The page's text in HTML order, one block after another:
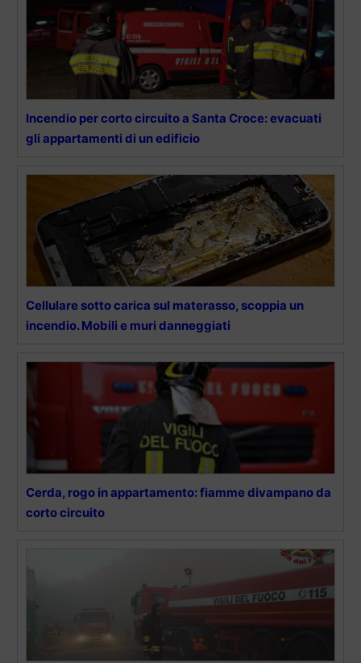
Incendio per corto circuito a Santa Croce: evacuati
gli appartamenti di un edificio
Cellulare sotto carica sul materasso, scoppia un
incendio. Mobili e muri danneggiati
Cerda, rogo in appartamento: fiamme divampano da
corto circuito